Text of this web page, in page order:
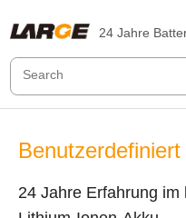
24 Jahre
24 Jahre Erfahrung